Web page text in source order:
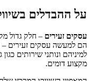
על ההבדלים
עסקים זעירים – חלק גדול
הם למעשה עסקים זעירים
למיניהם ונותני שירותים
מקצוע דומים.